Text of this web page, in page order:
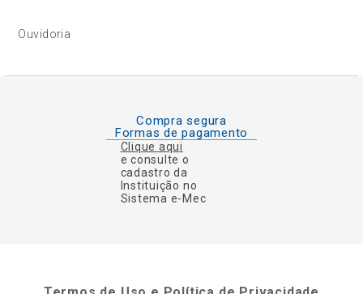
Ouvidoria
Compra segura
Formas de pagamento
Clique aqui
e consulte o
cadastro da
Instituição no
Sistema e-Mec